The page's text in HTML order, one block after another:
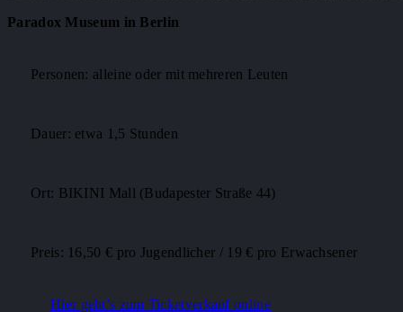
Paradox Museum in Berlin
Personen: alleine oder mit mehreren Leuten
Dauer: etwa 1,5 Stunden
Ort: BIKINI Mall (Budapester Straße 44)
Preis: 16,50 € pro Jugendlicher / 19 € pro Erwachsener
Hier geht’s zum Ticketverkauf online